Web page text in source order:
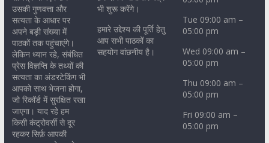
उसकी गुणवत्ता और
सत्यता के आधार पर
अपने बड़ी संख्या में
पाठकों तक पहुंचाएंगे।
लेकिन ध्यान रहे, संबंधित
प्रेस विज्ञप्ति के तथ्यों की
सत्यता का अंडरटेकिंग भी
आपको साथ भेजना होगा,
जो रिकॉर्ड में सुरक्षित रखा
जाएगा। याद रहे हम
किसी कंट्रोवर्सी से दूर
रहकर सिर्फ़ आपकी
भी शुरू करेंगे।
हमारे उद्देश्य की पूर्ति हेतु
आप सभी पाठकों का
सहयोग वांछनीय है।
Tue 09:00 am –
05:00 pm
Wed 09:00 am –
05:00 pm
Thu 09:00 am –
05:00 pm
Fri 09:00 am –
05:00 pm